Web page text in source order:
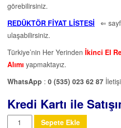
görebilirsiniz.
REDÜKTÖR FİYAT LİSTESİ ⇐
ulaşabilirsiniz.
Türkiye’nin Her Yerinden İkinci El
Alımı yapmaktayız.
WhatsApp : 0 (535) 023 62 87
Kredi Kartı ile
Miktar Sepete Ekle